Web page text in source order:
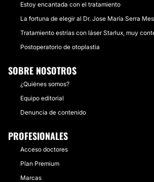
Estoy encantada con el tratamiento
La fortuna de elegir al Dr. Jose María Serra
Tratamiento estrías con láser Starlux, muy
Postoperatorio de otoplastia
SOBRE NOSOTROS
¿Quiénes somos?
Equipo editorial
Denuncia de contenido
PROFESIONALES
Acceso doctores
Plan Premium
Marcas